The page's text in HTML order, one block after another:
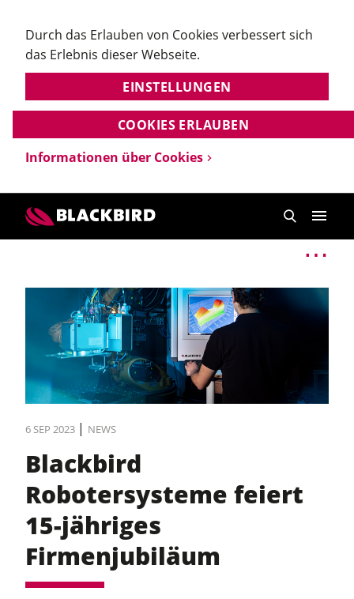
Durch das Erlauben von Cookies verbessert sich
das Erlebnis dieser Webseite.
EINSTELLUNGEN
Informationen über Cookies
COOKIES ERLAUBEN
6 SEP 2023 | NEWS
Blackbird
Robotersysteme feiert
15-jähriges
Firmenjubiläum